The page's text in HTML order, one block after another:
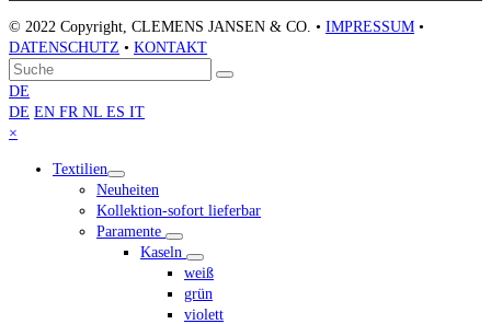
© 2022 Copyright, CLEMENS JANSEN & CO. • IMPRESSUM •
DATENSCHUTZ • KONTAKT
An
den
Anfang
scrollen
Suche
Senden
DE
DE EN FR NL ES IT
×
menu
Textilien
Neuheiten
Kollektion-sofort lieferbar
Paramente
Kaseln
weiß
grün
violett